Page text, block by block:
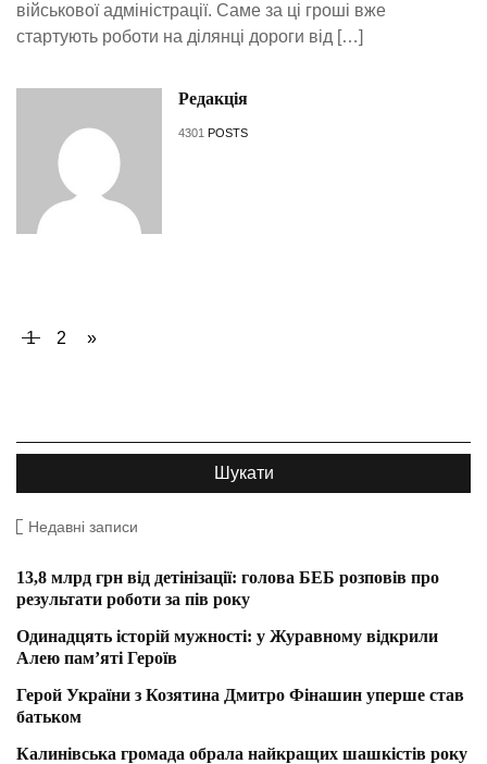
військової адміністрації. Саме за ці гроші вже
стартують роботи на ділянці дороги від […]
Редакція
4301 POSTS
1 2 »
Недавні записи
13,8 млрд грн від детінізації: голова БЕБ розповів про
результати роботи за пів року
Одинадцять історій мужності: у Журавному відкрили
Алею пам’яті Героїв
Герой України з Козятина Дмитро Фінашин уперше став
батьком
Калинівська громада обрала найкращих шашкістів року